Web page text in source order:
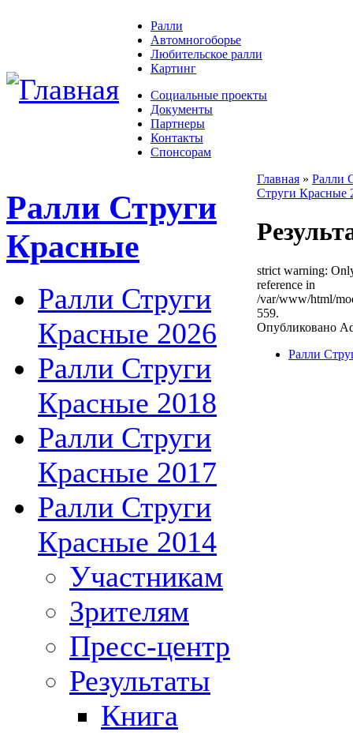
Ралли
Автомногоборье
Любительское ралли
Картинг
Социальные проекты
Документы
Партнеры
Контакты
Спонсорам
Ралли Струги
Красные
Ралли Струги
Красные 2026
Ралли Струги
Красные 2018
Ралли Струги
Красные 2017
Ралли Струги
Красные 2014
Участникам
Зрителям
Пресс-центр
Результаты
Книга
Главная » Ралли
Струги Красные
strict warning:
reference in
/var/www/html/
559.
Опубликовано
Ралли